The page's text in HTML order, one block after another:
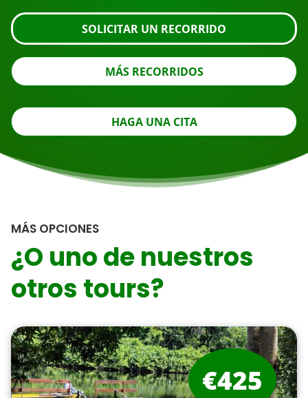
SOLICITAR UN RECORRIDO
MÁS RECORRIDOS
HAGA UNA CITA
MÁS OPCIONES
¿O uno de nuestros
otros tours?
€425